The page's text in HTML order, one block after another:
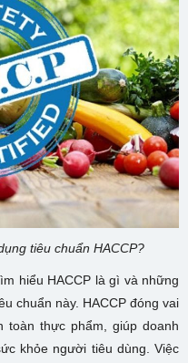
tiêu chuẩn HACCP?
hiểu HACCP là gì và những
chuẩn này. HACCP đóng vai
toàn thực phẩm, giúp doanh
khỏe người tiêu dùng. Việc